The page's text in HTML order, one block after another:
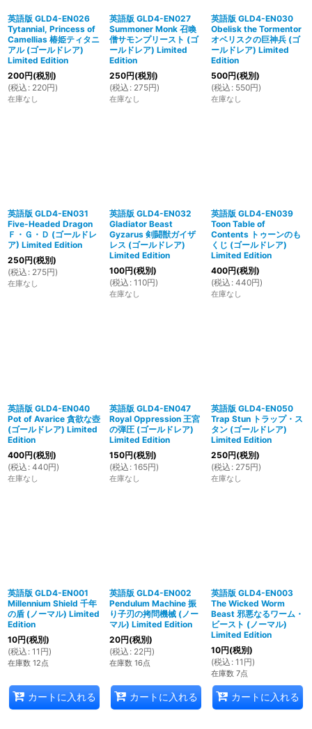
英語版 GLD4-EN026
Tytannial, Princess of
Camellias 椿姫ティタニ
アル (ゴールドレア)
Limited Edition
200円(税別)
(税込 : 220円)
在庫なし
英語版 GLD4-EN027
Summoner Monk 召喚
僧サモンプリースト (ゴ
ールドレア) Limited
Edition
250円(税別)
(税込 : 275円)
在庫なし
英語版 GLD4-EN030
Obelisk the Tormentor
オベリスクの巨神兵 (ゴ
ールドレア) Limited
Edition
500円(税別)
(税込 : 550円)
在庫なし
英語版 GLD4-EN031
Five-Headed Dragon
Ｆ・Ｇ・Ｄ (ゴールドレ
ア) Limited Edition
250円(税別)
(税込 : 275円)
在庫なし
英語版 GLD4-EN032
Gladiator Beast
Gyzarus 剣闘獣ガイザ
レス (ゴールドレア)
Limited Edition
100円(税別)
(税込 : 110円)
在庫なし
英語版 GLD4-EN039
Toon Table of
Contents トゥーンのも
くじ (ゴールドレア)
Limited Edition
400円(税別)
(税込 : 440円)
在庫なし
英語版 GLD4-EN040
Pot of Avarice 貪欲な壺
(ゴールドレア) Limited
Edition
400円(税別)
(税込 : 440円)
在庫なし
英語版 GLD4-EN047
Royal Oppression 王宮
の弾圧 (ゴールドレア)
Limited Edition
150円(税別)
(税込 : 165円)
在庫なし
英語版 GLD4-EN050
Trap Stun トラップ・ス
タン (ゴールドレア)
Limited Edition
250円(税別)
(税込 : 275円)
在庫なし
英語版 GLD4-EN001
Millennium Shield 千年
の盾 (ノーマル) Limited
Edition
10円(税別)
(税込 : 11 円)
在庫数 12点
カートに入れる
英語版 GLD4-EN002
Pendulum Machine 振
り子刃の拷問機械 (ノー
マル) Limited Edition
20円(税別)
(税込 : 22円)
在庫数 16点
カートに入れる
英語版 GLD4-EN003
The Wicked Worm
Beast 邪悪なるワーム・
ビースト (ノーマル)
Limited Edition
10円(税別)
(税込 : 11 円)
在庫数 7点
カートに入れる